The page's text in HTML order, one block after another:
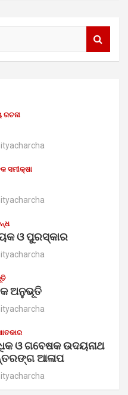
ରଚନା
ସମୀକ୍ଷା
ଓ ପୁରସ୍କାର
ଅନୁଭୂତି
ଓ ଗବେଷକ ଉଦୟନାଥ
ଆଳାପ